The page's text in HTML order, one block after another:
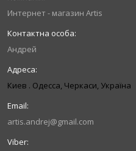
Интернет - магазин Artis
Андрей
Киев . Одесса, Черкаси, Україна
artis.andrej@gmail.com